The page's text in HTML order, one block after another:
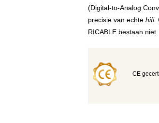
(Digital-to-Analog
precisie van echte hifi.
RICABLE bestaan niet.
CE